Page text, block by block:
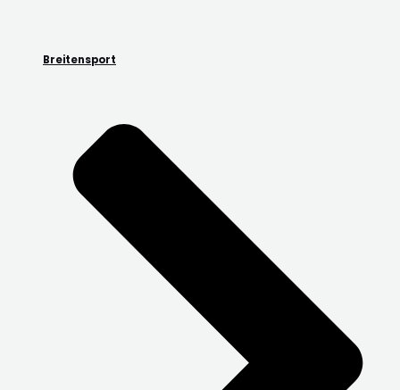
Breitensport